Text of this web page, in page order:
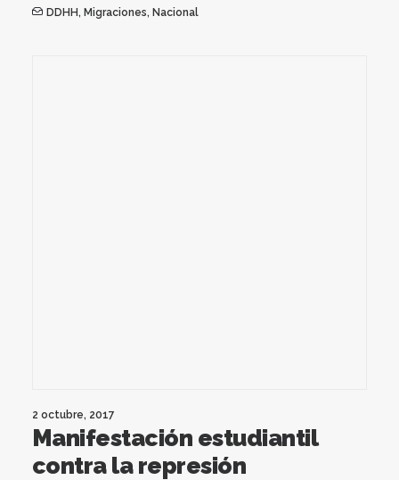
DDHH, Migraciones, Nacional
2 octubre, 2017
Manifestación estudiantil
contra la represión